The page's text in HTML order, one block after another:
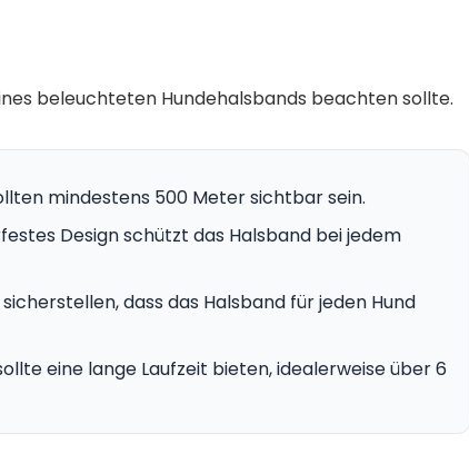
beleuchteten Hundehalsbands beachten sollte.
mindestens 500 Meter sichtbar sein.
Design schützt das Halsband bei jedem
dass das Halsband für jeden Hund
eine lange Laufzeit bieten, idealerweise über 6